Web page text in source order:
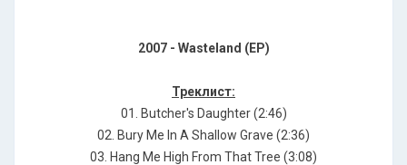
2007 - Wasteland (EP)
Треклист:
01. Butcher's Daughter (2:46)
02. Bury Me In A Shallow Grave (2:36)
03. Hang Me High From That Tree (3:08)